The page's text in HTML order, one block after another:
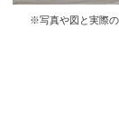
※写真や図と実際